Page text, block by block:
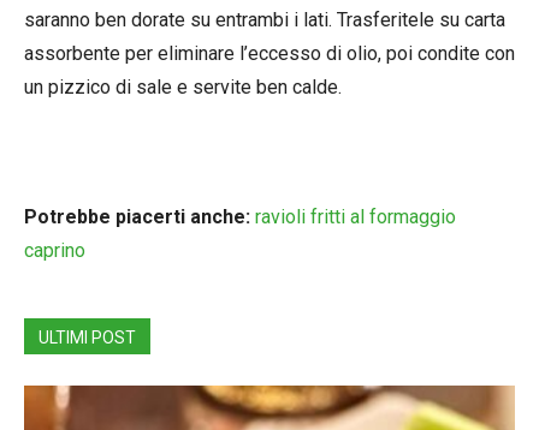
saranno ben dorate su entrambi i lati. Trasferitele su carta
assorbente per eliminare l’eccesso di olio, poi condite con
un pizzico di sale e servite ben calde.
Potrebbe piacerti anche: ravioli fritti al formaggio
caprino
ULTIMI POST